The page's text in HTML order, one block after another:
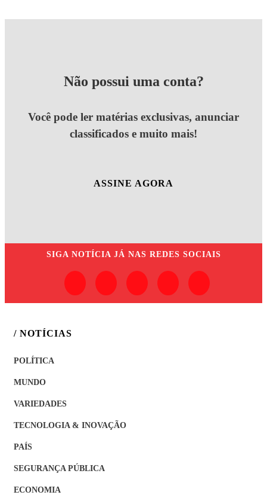
Não possui uma conta?
Você pode ler matérias exclusivas, anunciar
classificados e muito mais!
ASSINE AGORA
SIGA NOTÍCIA JÁ NAS REDES SOCIAIS
/ NOTÍCIAS
POLÍTICA
MUNDO
VARIEDADES
TECNOLOGIA & INOVAÇÃO
PAÍS
SEGURANÇA PÚBLICA
ECONOMIA